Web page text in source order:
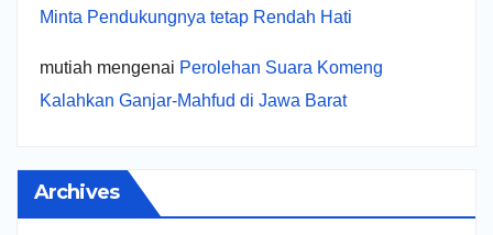
Minta Pendukungnya tetap Rendah Hati
mutiah mengenai Perolehan Suara Komeng
Kalahkan Ganjar-Mahfud di Jawa Barat
Archives